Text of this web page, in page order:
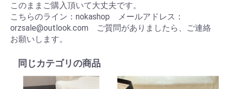
このままご購入頂いて大丈夫です。
こちらのライン：nokashop メールアドレス：
orzsale@outlook.com ご質問がありましたら、ご連絡
お願いします。
同じカテゴリの商品